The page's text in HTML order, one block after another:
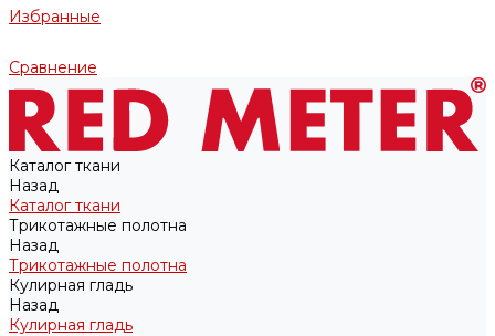
Избранные
Сравнение
Каталог ткани
Назад
Каталог ткани
Трикотажные полотна
Назад
Трикотажные полотна
Кулирная гладь
Назад
Кулирная гладь